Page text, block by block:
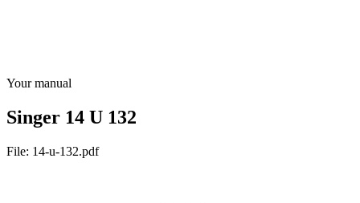
Your manual
Singer 14 U 132
File: 14-u-132.pdf